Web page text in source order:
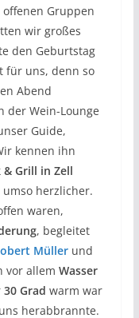
Gruppen
wir großes
den Geburtstag
für uns, denn so
Abend
der Wein-Lounge
Guide,
kennen ihn
& Grill in Zell
herzlicher.
waren,
, begleitet
Müller und
vor allem Wasser
30 Grad warm war
herabbrannte.